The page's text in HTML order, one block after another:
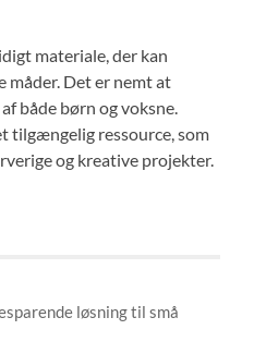
materiale, der kan
måder. Det er nemt at
både børn og voksne.
tilgængelig ressource, som
og kreative projekter.
løsning til små